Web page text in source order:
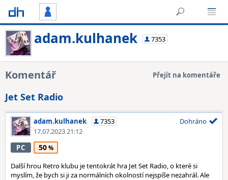
adam.kulhanek 7353
Komentář Přejít na komentáře
Jet Set Radio
adam.kulhanek
7353
17.07.2023 21:12
Dohráno
PC 50
Další hrou Retro klubu je tentokrát hra Jet Set Radio, o které si
myslím, že bych si ji za normálních okolností nejspíše nezahrál. Ale